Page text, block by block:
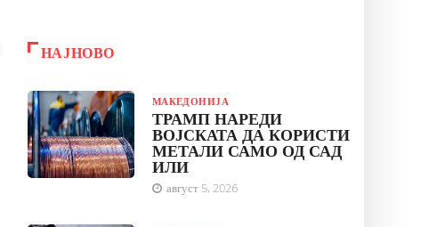
НАЈНОВО
МАКЕДОНИЈА
ТРАМП НАРЕДИ
ВОЈСКАТА ДА КОРИСТИ
МЕТАЛИ САМО ОД САД
ИЛИ
август 5, 2026